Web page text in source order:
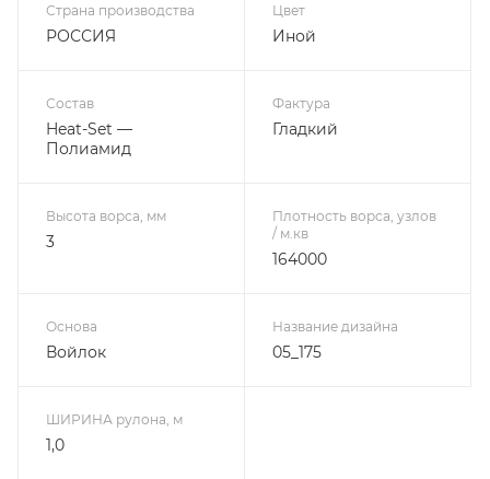
Страна производства
РОССИЯ
Цвет
Иной
Состав
Heat-Set —
Полиамид
Фактура
Гладкий
Высота ворса, мм
3
Плотность ворса, узлов
/ м.кв
164000
Основа
Войлок
Название дизайна
05_175
ШИРИНА рулона, м
1,0